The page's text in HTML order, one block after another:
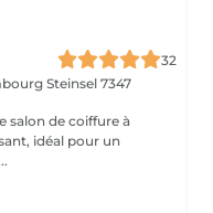
32
Steinsel 7347
salon de coiffure à
idéal pour un